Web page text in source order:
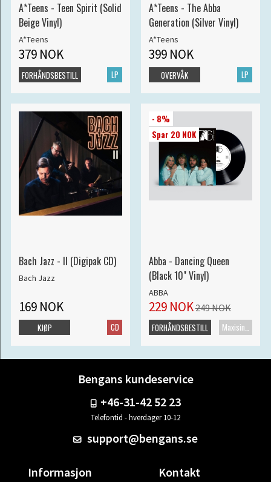
A*Teens - Teen Spirit (Solid
Beige Vinyl)
A*Teens
379 NOK
LP
FORHÅNDSBESTILL
A*Teens - The Abba
Generation (Silver Vinyl)
A*Teens
399 NOK
LP
OVERVÅK
Bach Jazz - II (Digipak CD)
Bach Jazz
169 NOK
CD
KJØP
- 8%
Spar 20 NOK
Abba - Dancing Queen
(Black 10" Vinyl)
ABBA
229 NOK249 NOK
Maxisingel
FORHÅNDSBESTILL
Bengans kundeservice
+46-31-42 52 23
Telefontid - hverdager 10-12
support@bengans.se
Informasjon Kontakt